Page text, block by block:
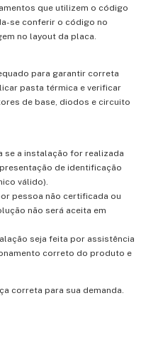
que utilizem o código
se conferir o código no
no layout da placa.
para garantir correta
pasta térmica e verificar
de base, diodos e circuito
se a instalação for realizada
de identificação
válido).
pessoa não certificada ou
não será aceita em
seja feita por assistência
correto do produto e
correta para sua demanda.